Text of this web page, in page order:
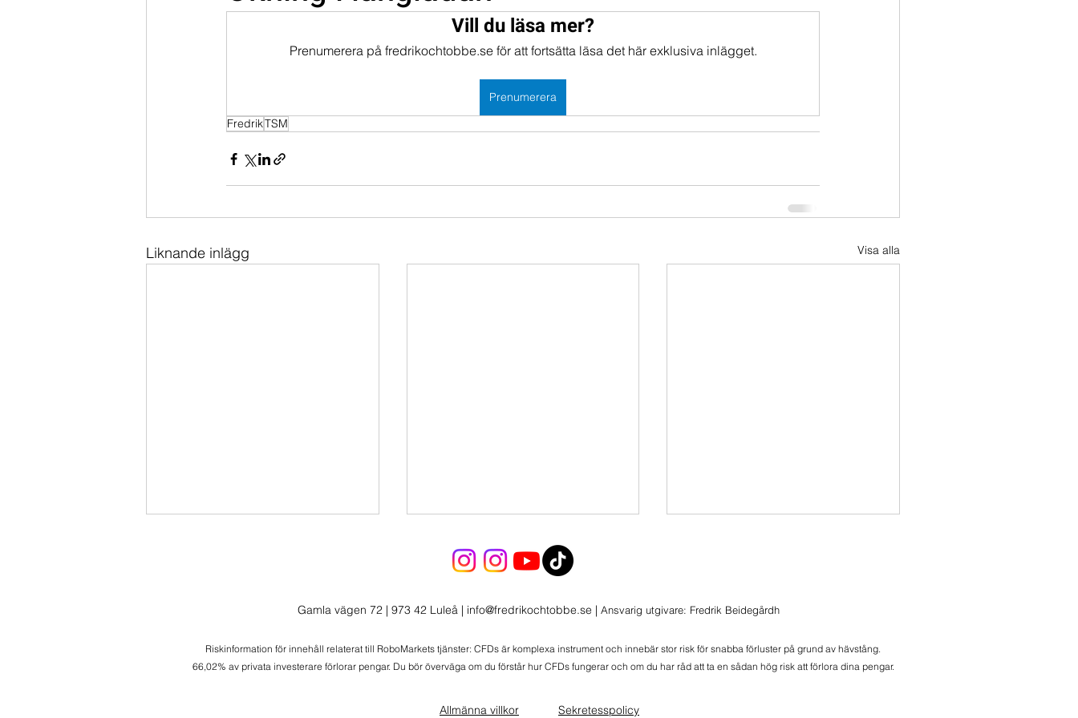
Portföljer
Vill du läsa mer?
Prenumerera på fredrikochtobbe.se för att fortsätta läsa det här exklusiva inlägget.
Prenumerera
FredrikTSM
Liknande inlägg Visa alla
Morgonlive 2026-08-06
Morgonbrev 2026-08-06
Morgonlive 2026-08-05
Gamla vägen 72 | 973 42 Luleå | info@fredrikochtobbe.se | Ansvarig utgivare: Fredrik Beidegårdh
Riskinformation för innehåll relaterat till RoboMarkets tjänster: CFDs är komplexa instrument och innebär stor risk för snabba förluster på grund av hävstång.
66,02% av privata investerare förlorar pengar. Du bör överväga om du förstår hur CFDs fungerar och om du har råd att ta en sådan hög risk att förlora dina pengar.
Allmänna villkor Sekretesspolicy